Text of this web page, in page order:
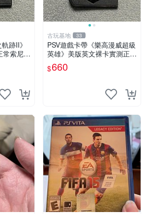
跡II》
常索尼專
惠 閃之
卡帶
古玩基地 33
PSV遊戲卡帶《樂高漫威超級
英雄》美版英文裸卡實測正常
全新嚴選嚴選嚴選
$660